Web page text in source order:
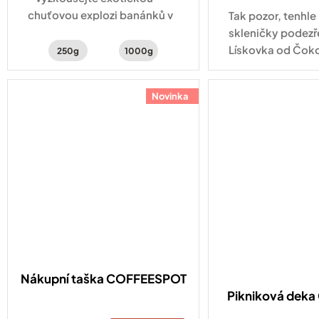
chuťovou explozi banánků v
pomeranče a kakaa
250g 1000g
Tak pozor, tenhle
skleničky
Lískovka od
JANEK obsahuje
vybraných
Novinka
Nákupní taška COFFEESPOT
Pikniková deka